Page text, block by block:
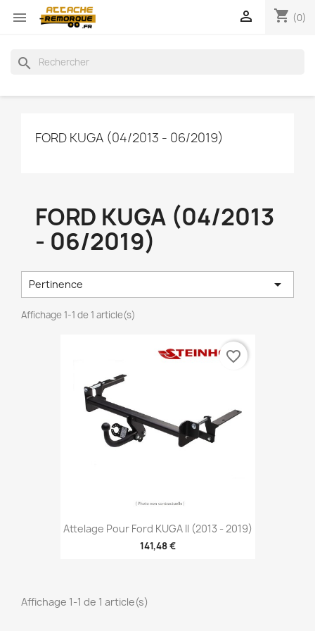
 shopping_cart (0)

search
FORD KUGA (04/2013 - 06/2019)
FORD KUGA (04/2013
- 06/2019)
Pertinence 
Affichage 1-1 de 1 article(s)
Attelage Pour Ford KUGA II (2013 - 2019)
141,48 €
favorite_border
Affichage 1-1 de 1 article(s)